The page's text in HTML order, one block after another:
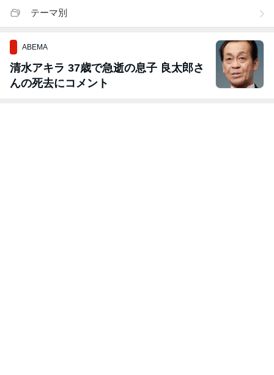
テーマ別
ABEMA
清水アキラ 37歳で急逝の息子 良太郎さ
んの死去にコメント